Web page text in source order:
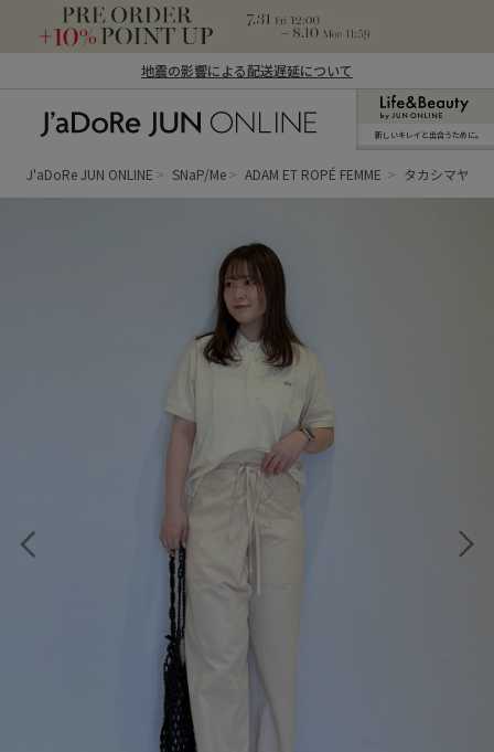
地震の影響による配送遅延について
ン オンライン）
新しいキレイと出合うために。
J'aDoRe JUN ONLINE SNaP/Me ADAM ET ROPÉ FEMME タカシマヤゲ